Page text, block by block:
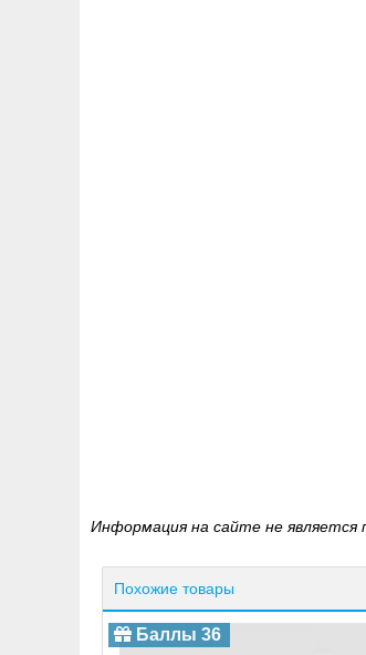
Информация на сайте не является
Похожие товары
Баллы 36